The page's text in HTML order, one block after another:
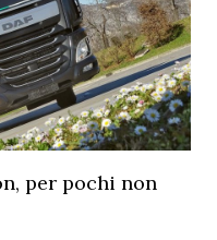
per pochi non